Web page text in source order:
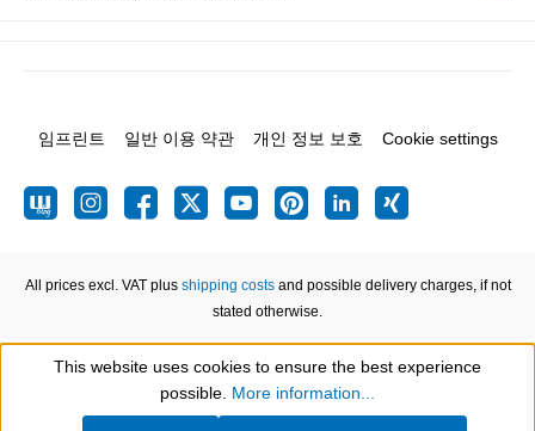
임프린트 일반 이용 약관 개인 정보 보호 Cookie settings
All prices excl. VAT plus shipping costsand possible delivery charges, if not
stated otherwise.
Show toolbar
This website uses cookies to ensure the best experience
possible. More information...